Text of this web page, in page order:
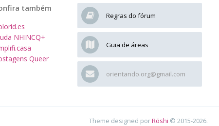
Regras do fórum
Guia de áreas
orientando.org@gmail.com
também
NHINCQ+
Queer
Theme designed porRōshi © 2015-2026.